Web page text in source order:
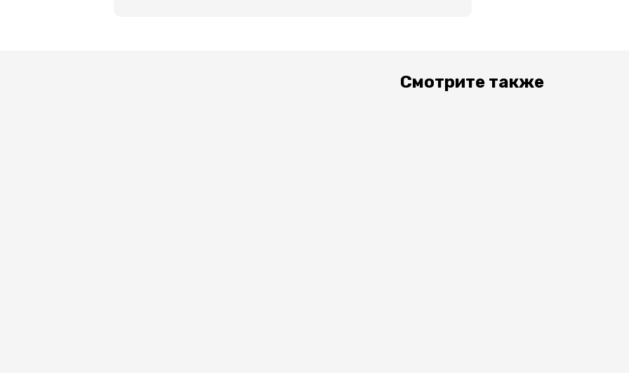
Смотрите также